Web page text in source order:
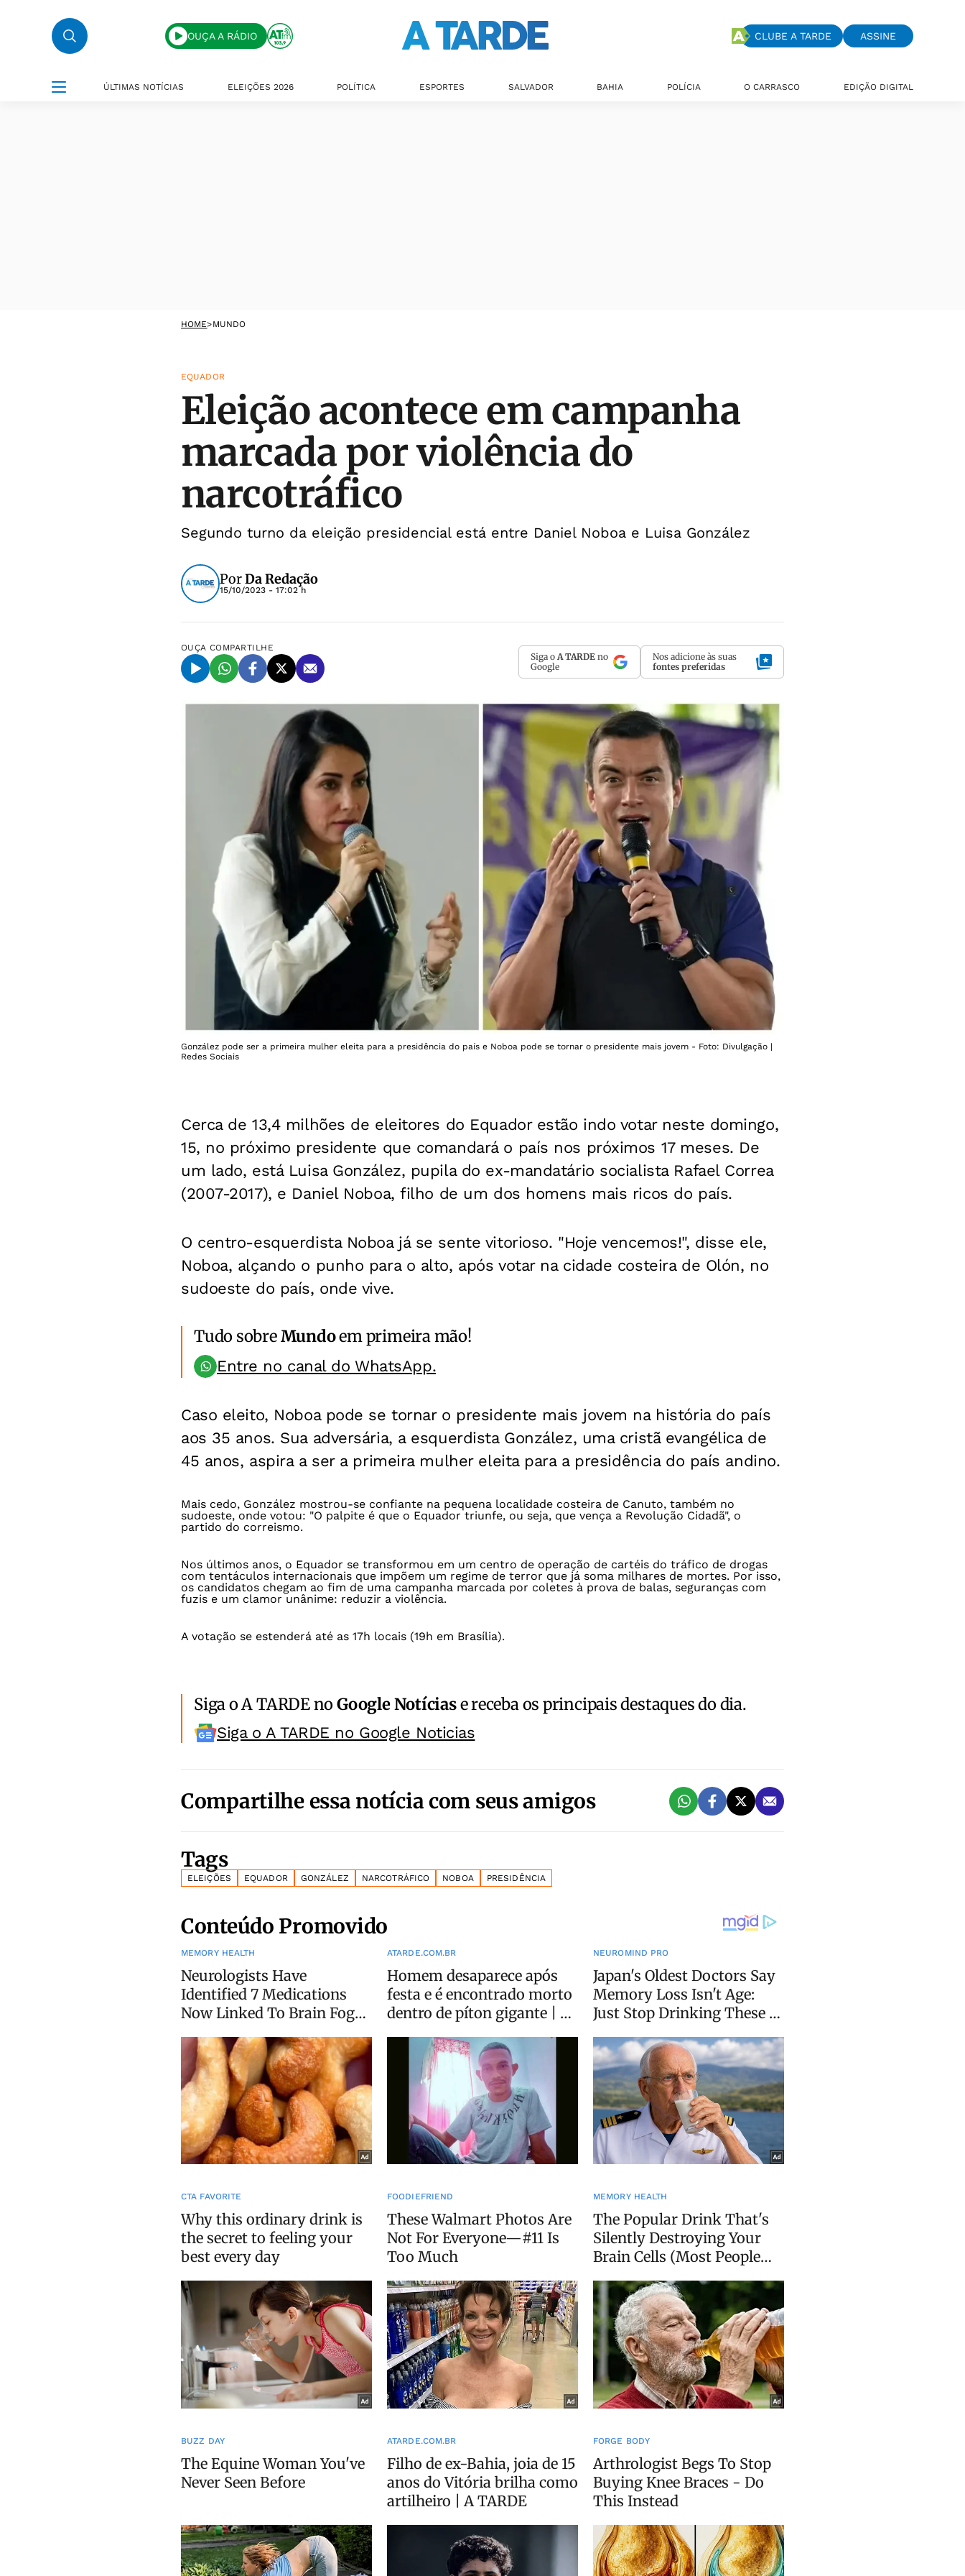
OUÇA A RÁDIO CLUBE A TARDE ASSINE
ÚLTIMAS NOTÍCIAS ELEIÇÕES 2026 POLÍTICA ESPORTES SALVADOR BAHIA POLÍCIA O CARRASCO EDIÇÃO DIGITAL
HOME>MUNDO
EQUADOR
Eleição acontece em campanha
marcada por violência do
narcotráfico
Segundo turno da eleição presidencial está entre Daniel Noboa e Luisa González
PorDa Redação
15/10/2023 - 17:02 h
OUÇA COMPARTILHE
Siga o A TARDE no
Google
Nos adicione às suas
fontes preferidas
González pode ser a primeira mulher eleita para a presidência do país e Noboa pode se tornar o presidente mais jovem - Foto: Divulgação |
Redes Sociais
Cerca de 13,4 milhões de eleitores do Equador estão indo votar neste domingo,
15, no próximo presidente que comandará o país nos próximos 17 meses. De
um lado, está Luisa González, pupila do ex-mandatário socialista Rafael Correa
(2007-2017), e Daniel Noboa, filho de um dos homens mais ricos do país.
O centro-esquerdista Noboa já se sente vitorioso. "Hoje vencemos!", disse ele,
Noboa, alçando o punho para o alto, após votar na cidade costeira de Olón, no
sudoeste do país, onde vive.
Tudo sobreMundoem primeira mão!
Entre no canal do WhatsApp.
Caso eleito, Noboa pode se tornar o presidente mais jovem na história do país
aos 35 anos. Sua adversária, a esquerdista González, uma cristã evangélica de
45 anos, aspira a ser a primeira mulher eleita para a presidência do país andino.
Mais cedo, González mostrou-se confiante na pequena localidade costeira de Canuto, também no
sudoeste, onde votou: "O palpite é que o Equador triunfe, ou seja, que vença a Revolução Cidadã", o
partido do correismo.
Nos últimos anos, o Equador se transformou em um centro de operação de cartéis do tráfico de drogas
com tentáculos internacionais que impõem um regime de terror que já soma milhares de mortes. Por isso,
os candidatos chegam ao fim de uma campanha marcada por coletes à prova de balas, seguranças com
fuzis e um clamor unânime: reduzir a violência.
A votação se estenderá até as 17h locais (19h em Brasília).
Siga o A TARDE noGoogle Notíciase receba os principais destaques do dia.
Siga o A TARDE no Google Noticias
Compartilhe essa notícia com seus amigos
Tags
ELEIÇÕES EQUADOR GONZÁLEZ NARCOTRÁFICO NOBOA PRESIDÊNCIA